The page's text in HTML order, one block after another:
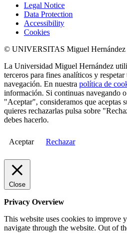
Legal Notice
Data Protection
Accessibility
Cookies
© UNIVERSITAS Miguel Hernández
La Universidad Miguel Hernández
terceros para fines analíticos y respetar
navegación. En nuestra política de
información. Si continuas navegando
"Aceptar", consideramos que aceptas
quieres rechazarlas pulsa sobre
debes hacerlo.
Aceptar Rechazar
Close
Privacy Overview
This website uses cookies to improve
navigate through the website. Out of